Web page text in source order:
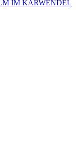
IM KARWENDEL